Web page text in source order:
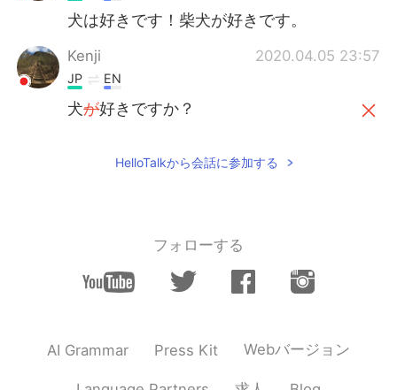
犬は好きです！柴犬が好きです。
Kenji 2020.04.05 23:57
JP EN
犬が好きですか？
He is toy poodle!
HelloTalkから会話に参加する
フォローする
AI Grammar Press Kit Webバージョン